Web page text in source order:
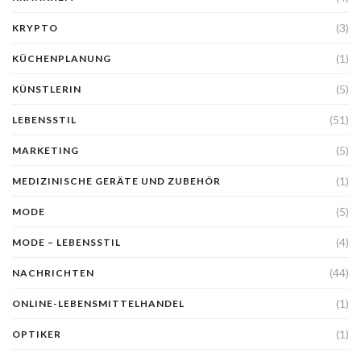
KRYPTO (3)
KÜCHENPLANUNG (1)
KÜNSTLERIN (5)
LEBENSSTIL (51)
MARKETING (5)
MEDIZINISCHE GERÄTE UND ZUBEHÖR (1)
MODE (5)
MODE – LEBENSSTIL (4)
NACHRICHTEN (44)
ONLINE-LEBENSMITTELHANDEL (1)
OPTIKER (1)